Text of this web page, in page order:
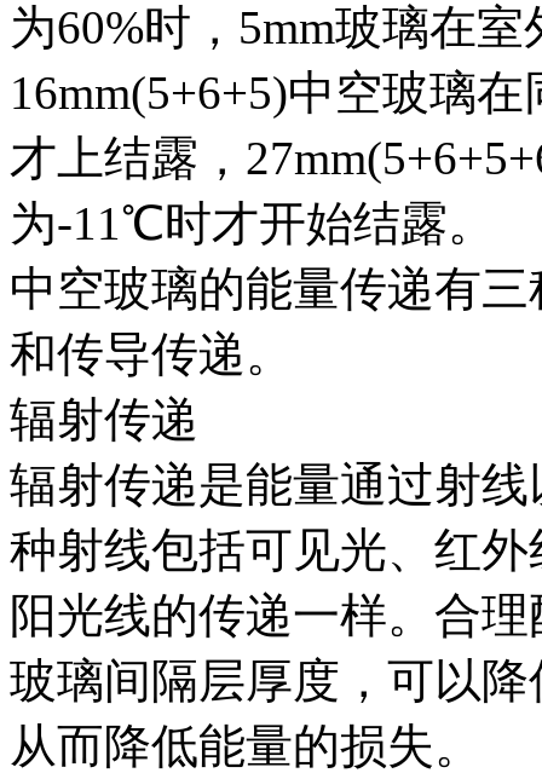
为60%时，5mm玻璃在
16mm(5+6+5)中空玻璃
才上结露，
为-11℃时才开始结露。
中空玻璃的能量传递有
和传导传递。
辐射传递
辐射传递是能量通过射
种射线包括可见光、红
阳光线的传递一样。合
玻璃间隔层厚度，可以
从而降低能量的损失。